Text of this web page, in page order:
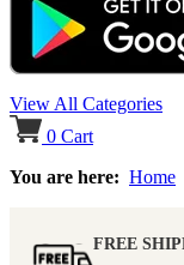
View All Categories
0 Cart
You are here: Home
FREE